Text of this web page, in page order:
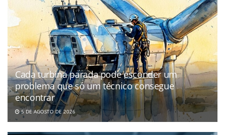
Cada turbina parada pode esconder um
problema que só um técnico consegue
encontrar
5 DE AGOSTO DE 2026